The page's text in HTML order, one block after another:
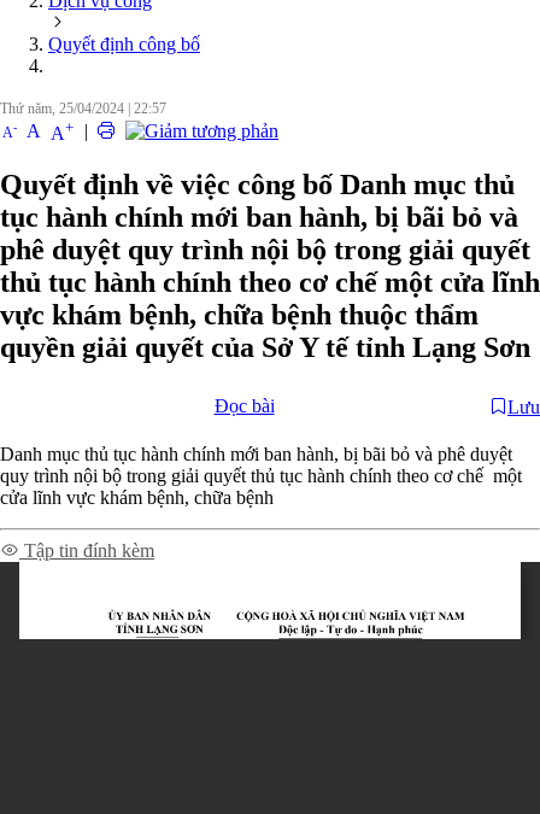
Quyết định công bố
Thứ năm, 25/04/2024 22:57
A- A A+ |
Quyết định về việc công bố Danh mục thủ
tục hành chính mới ban hành, bị bãi bỏ và
phê duyệt quy trình nội bộ trong giải quyết
thủ tục hành chính theo cơ chế một cửa lĩnh
vực khám bệnh, chữa bệnh thuộc thẩm
quyền giải quyết của Sở Y tế tỉnh Lạng Sơn
Đọc bài Lưu
Danh mục thủ tục hành chính mới ban hành, bị bãi bỏ và phê duyệt
quy trình nội bộ trong giải quyết thủ tục hành chính theo cơ chế một
cửa lĩnh vực khám bệnh, chữa bệnh
Tập tin đính kèm